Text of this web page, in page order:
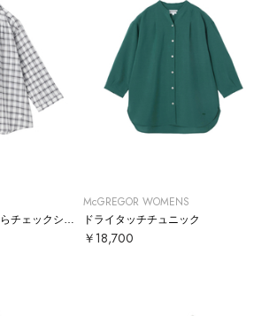
コットンローンさらさらチェックシャツ
McGREGOR WOMENS
ドライタッチチュニック
￥18,700